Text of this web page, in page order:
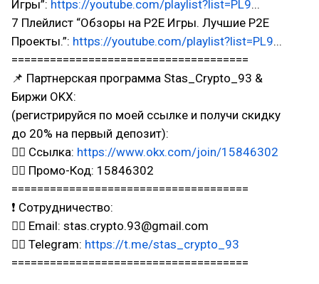
Игры”: https://youtube.com/playlist?list=PL9...
7 Плейлист “Обзоры на P2E Игры. Лучшие P2E
Проекты.”: https://youtube.com/playlist?list=PL9...
=====================================
📌 Партнерская программа Stas_Crypto_93 &
Биржи OKX:
(регистрируйся по моей ссылке и получи скидку
до 20% на первый депозит):
👉🏻 Ссылка: https://www.okx.com/join/15846302
👉🏻 Промо-Код: 15846302
=====================================
❗ Сотрудничество:
👉🏻 Email: stas.crypto.93@gmail.com
👉🏻 Telegram: https://t.me/stas_crypto_93
=====================================